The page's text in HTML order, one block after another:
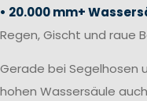
• 20.000 mm+
Regen, Gischt und raue
Gerade bei Segelhosen
hohen Wassersäule